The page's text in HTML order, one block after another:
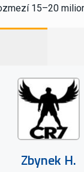
15–20
Zbynek H.